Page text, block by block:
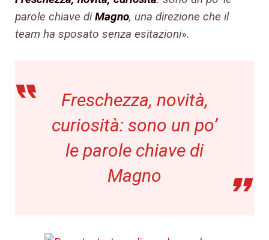
parole chiave diMagno, una direzione che il
team ha sposato senza esitazioni».
Freschezza, novità,
curiosità: sono un po’
le parole chiave di
Magno